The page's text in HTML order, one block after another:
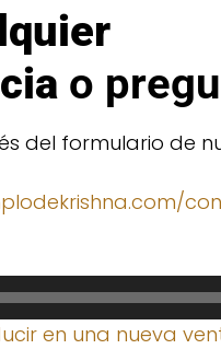
o
del formulario de
en una nueva